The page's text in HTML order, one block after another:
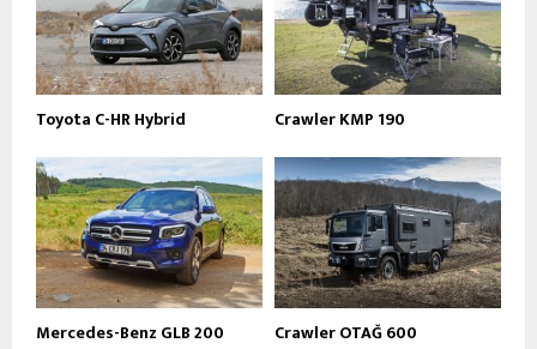
Toyota C-HR Hybrid Crawler KMP 190
Mercedes-Benz GLB 200 Crawler OTAĞ 600